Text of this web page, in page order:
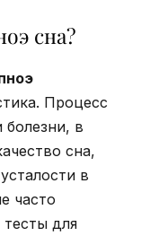
сна?
Процесс
болезни, в
сна,
в
часто
для